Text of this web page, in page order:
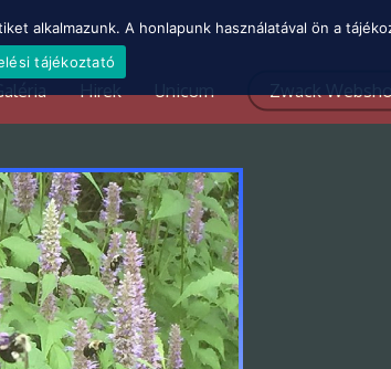
Hirek Unicum Zwack
alkalmazunk. A honlapunk használatával ön a
tájékoztató